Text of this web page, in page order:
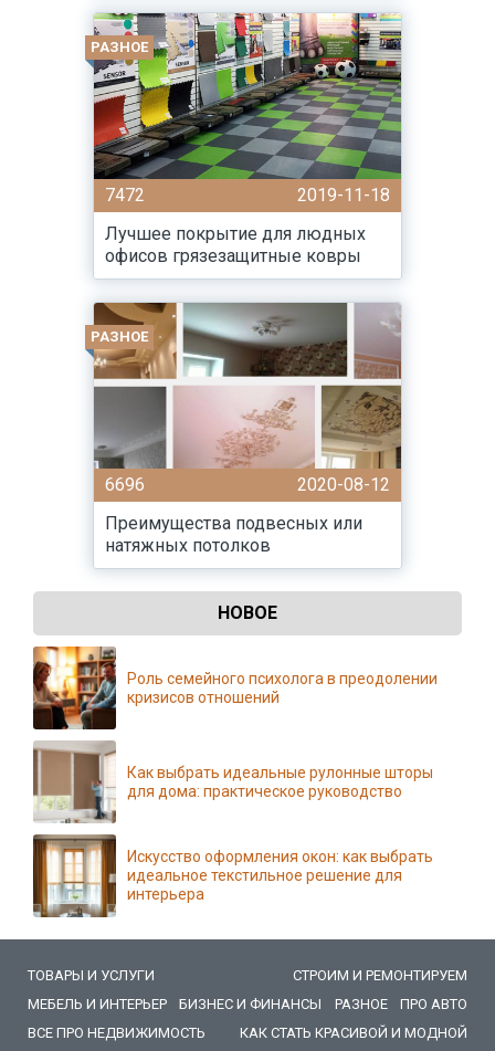
РАЗНОЕ
7472
2019-11-18
Лучшее покрытие для людных
офисов грязезащитные ковры
РАЗНОЕ
6696
2020-08-12
Преимущества подвесных или
натяжных потолков
НОВОЕ
Роль семейного психолога в преодолении
кризисов отношений
Как выбрать идеальные рулонные шторы
для дома: практическое руководство
Искусство оформления окон: как выбрать
идеальное текстильное решение для
интерьера
ТОВАРЫ И УСЛУГИ
СТРОИМ И РЕМОНТИРУЕМ
МЕБЕЛЬ И ИНТЕРЬЕР
БИЗНЕС И ФИНАНСЫ РАЗНОЕ
ПРО АВТО
ВСЕ ПРО НЕДВИЖИМОСТЬ
КАК СТАТЬ КРАСИВОЙ И МОДНОЙ